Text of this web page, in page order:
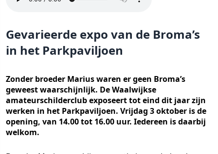
Gevarieerde expo van de Broma’s
in het Parkpaviljoen
Zonder broeder Marius waren er geen Broma’s
geweest waarschijnlijk. De Waalwijkse
amateurschilderclub exposeert tot eind dit jaar zijn
werken in het Parkpaviljoen. Vrijdag 3 oktober is de
opening, van 14.00 tot 16.00 uur. Iedereen is daarbij
welkom.